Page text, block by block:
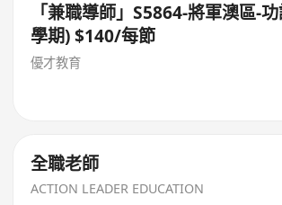
「兼職導師」S5864-將軍澳區-
學期) $140/每節
優才教育
全職老師
ACTION LEADER EDUCATION